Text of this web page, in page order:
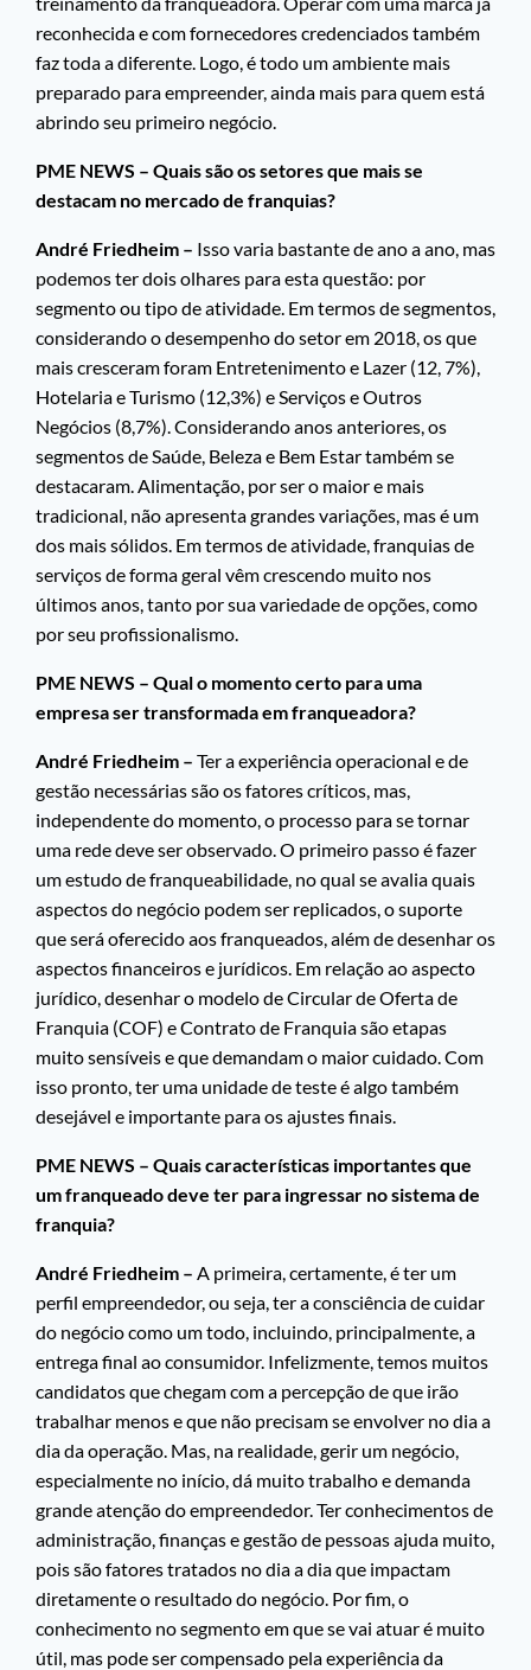
reconhecida e com fornecedores credenciados também
faz toda a diferente. Logo, é todo um ambiente mais
preparado para empreender, ainda mais para quem está
abrindo seu primeiro negócio.
PME NEWS – Quais são os setores que mais se
destacam no mercado de franquias?
André Friedheim – Isso varia bastante de ano a ano, mas
podemos ter dois olhares para esta questão: por
segmento ou tipo de atividade. Em termos de segmentos,
considerando o desempenho do setor em 2018, os que
mais cresceram foram Entretenimento e Lazer (12, 7%),
Hotelaria e Turismo (12,3%) e Serviços e Outros
Negócios (8,7%). Considerando anos anteriores, os
segmentos de Saúde, Beleza e Bem Estar também se
destacaram. Alimentação, por ser o maior e mais
tradicional, não apresenta grandes variações, mas é um
dos mais sólidos. Em termos de atividade, franquias de
serviços de forma geral vêm crescendo muito nos
últimos anos, tanto por sua variedade de opções, como
por seu profissionalismo.
PME NEWS – Qual o momento certo para uma
empresa ser transformada em franqueadora?
André Friedheim – Ter a experiência operacional e de
gestão necessárias são os fatores críticos, mas,
independente do momento, o processo para se tornar
uma rede deve ser observado. O primeiro passo é fazer
um estudo de franqueabilidade, no qual se avalia quais
aspectos do negócio podem ser replicados, o suporte
que será oferecido aos franqueados, além de desenhar os
aspectos financeiros e jurídicos. Em relação ao aspecto
jurídico, desenhar o modelo de Circular de Oferta de
Franquia (COF) e Contrato de Franquia são etapas
muito sensíveis e que demandam o maior cuidado. Com
isso pronto, ter uma unidade de teste é algo também
desejável e importante para os ajustes finais.
PME NEWS – Quais características importantes que
um franqueado deve ter para ingressar no sistema de
franquia?
André Friedheim – A primeira, certamente, é ter um
perfil empreendedor, ou seja, ter a consciência de cuidar
do negócio como um todo, incluindo, principalmente, a
entrega final ao consumidor. Infelizmente, temos muitos
candidatos que chegam com a percepção de que irão
trabalhar menos e que não precisam se envolver no dia a
dia da operação. Mas, na realidade, gerir um negócio,
especialmente no início, dá muito trabalho e demanda
grande atenção do empreendedor. Ter conhecimentos de
administração, finanças e gestão de pessoas ajuda muito,
pois são fatores tratados no dia a dia que impactam
diretamente o resultado do negócio. Por fim, o
conhecimento no segmento em que se vai atuar é muito
útil, mas pode ser compensado pela experiência da